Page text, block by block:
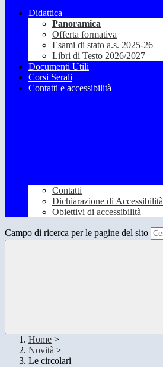
Didattica
Panoramica
Offerta formativa
Esami di stato a.s. 2025-26
Libri di Testo 2026/2027
Documenti Utili
Corsi Serali
Contatti e accessibilità
Contatti
Dichiarazione di Accessibilità
Obiettivi di accessibilità
Campo di ricerca per le pagine del sito
Home >
Novità >
Le circolari